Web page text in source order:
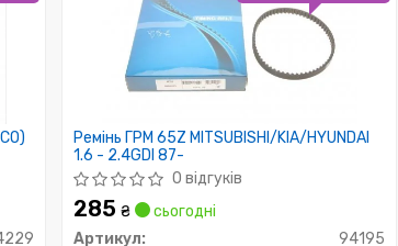
Ремінь ГРМ 65Z MITSUBISHI/KIA/HYUNDAI
1.6 - 2.4GDI 87-
0 відгуків
285₴
сьогодні
Артикул:
94195